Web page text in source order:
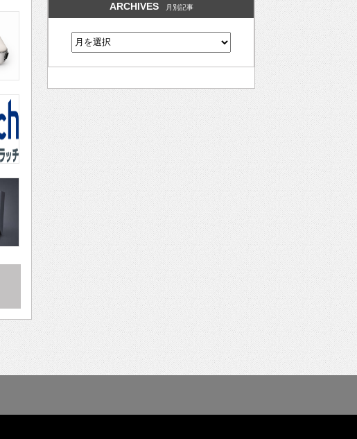
ARCHIVES 月別記事